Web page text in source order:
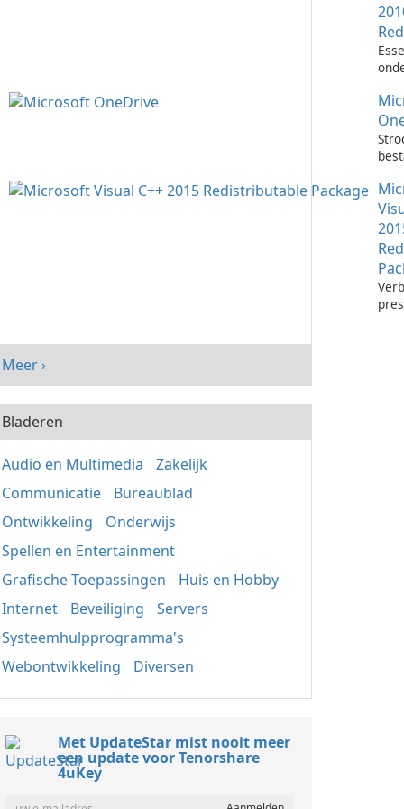
Meer ›
Bladeren
Audio en Multimedia
Zakelijk
Communicatie
Bureaublad
Ontwikkeling
Onderwijs
Spellen en Entertainment
Grafische Toepassingen
Huis en Hobby
Internet
Beveiliging
Servers
Systeemhulpprogramma's
Webontwikkeling
Diversen
Met UpdateStar mist nooit meer
een update voor Tenorshare
4uKey